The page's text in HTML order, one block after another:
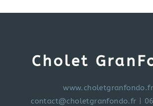
Cholet
www.choletgranfondo.fr
contact@choletgranfondo.fr |